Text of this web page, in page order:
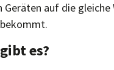
auf die
es?